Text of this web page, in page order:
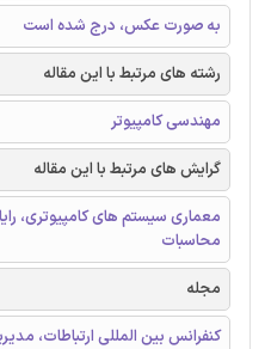
به صورت عکس، درج شده است
رشته های مرتبط با این مقاله
مهندسی کامپیوتر
گرایش های مرتبط با این مقاله
معماری سیستم های کامپیوتری،
محاسبات
مجله
کنفرانس بین المللی ارتباطات،